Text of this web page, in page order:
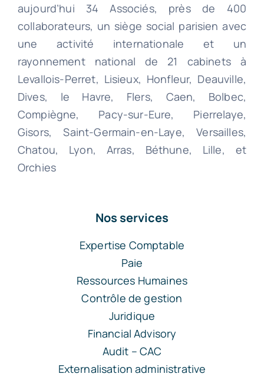
aujourd’hui 34 Associés, près de 400
collaborateurs, un siège social parisien avec
une activité internationale et un
rayonnement national de 21 cabinets à
Levallois-Perret, Lisieux, Honfleur, Deauville,
Dives, le Havre, Flers, Caen, Bolbec,
Compiègne, Pacy-sur-Eure, Pierrelaye,
Gisors, Saint-Germain-en-Laye, Versailles,
Chatou, Lyon, Arras, Béthune, Lille, et
Orchies
Nos services
Expertise Comptable
Paie
Ressources Humaines
Contrôle de gestion
Juridique
Financial Advisory
Audit – CAC
Externalisation administrative